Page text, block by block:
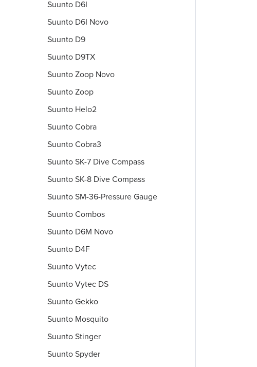
Suunto D6I
Suunto D6I Novo
Suunto D9
Suunto D9TX
Suunto Zoop Novo
Suunto Zoop
Suunto Helo2
Suunto Cobra
Suunto Cobra3
Suunto SK-7 Dive Compass
Suunto SK-8 Dive Compass
Suunto SM-36-Pressure Gauge
Suunto Combos
Suunto D6M Novo
Suunto D4F
Suunto Vytec
Suunto Vytec DS
Suunto Gekko
Suunto Mosquito
Suunto Stinger
Suunto Spyder